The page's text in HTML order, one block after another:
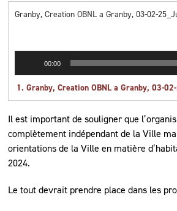
00:00
1.Granby, Creation OBNL a Granby, 03-02-
Il est important de souligner que
complètement indépendant de la Ville
orientations de la Ville en matière
2024.
Le tout devrait prendre place dans les